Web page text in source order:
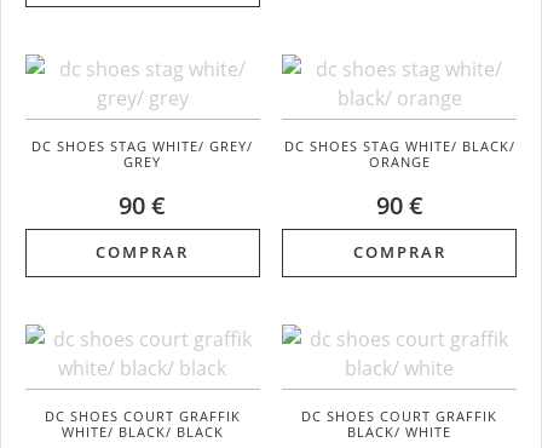
DC SHOES STAG WHITE/ GREY/
GREY
90 €
COMPRAR
DC SHOES STAG WHITE/ BLACK/
ORANGE
90 €
COMPRAR
DC SHOES COURT GRAFFIK
WHITE/ BLACK/ BLACK
DC SHOES COURT GRAFFIK
BLACK/ WHITE